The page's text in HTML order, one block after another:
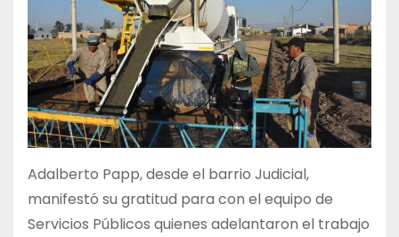
Adalberto Papp, desde el barrio Judicial,
manifestó su gratitud para con el equipo de
Servicios Públicos quienes adelantaron el trabajo